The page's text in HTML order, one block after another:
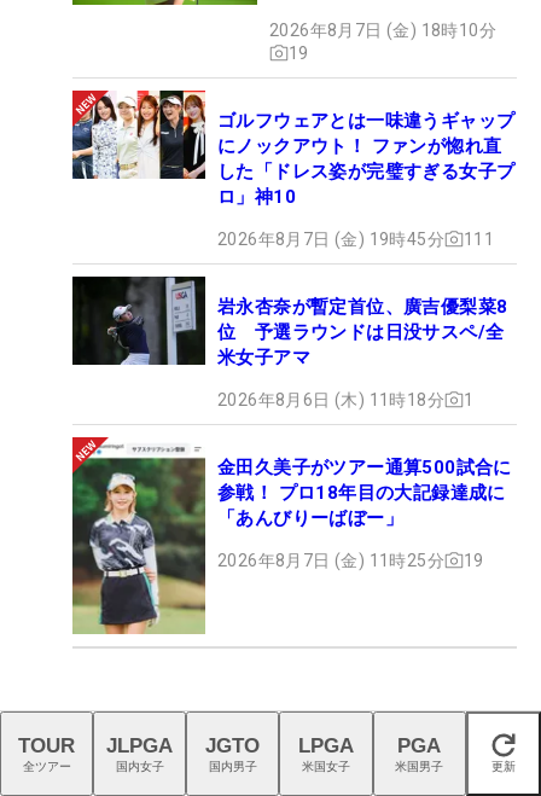
2026年8月7日 (金) 18時10分
19
ゴルフウェアとは一味違うギャップ
にノックアウト！ ファンが惚れ直
した「ドレス姿が完璧すぎる女子プ
ロ」神10
2026年8月7日 (金) 19時45分 111
岩永杏奈が暫定首位、廣吉優梨菜8
位 予選ラウンドは日没サスペ/全
米女子アマ
2026年8月6日 (木) 11時18分 1
金田久美子がツアー通算500試合に
参戦！ プロ18年目の大記録達成に
「あんびりーばぼー」
2026年8月7日 (金) 11時25分 19
閉じる
TOUR
全ツアー
JLPGA
国内女子
JGTO
国内男子
LPGA
米国女子
PGA
米国男子 更新